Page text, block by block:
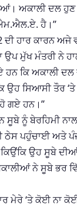
ਦਲ ਹੁਣ
ਹੈ।”
ਦੀ ਹਾਰ ਕਾਰਨ
ਮੁੱਖ ਮੰਤਰੀ ਨੇ
ਕਿ ਅਕਾਲੀ
ਉਹ ਸਿਆਸੀ ਤੌਰ
ਗਏ ਹਨ।”
ਸੂਬੇ ਨੂੰ ਬੇਰਹਿਮੀ
ਠੇਸ ਪਹੁੰਚਾਈ ਅਤੇ
ਉਹ ਸੂਬੇ
ਨੇ ਸੂਬੇ ਭਰ
ਮੇਰੇ ‘ਤੇ ਕੋਈ ਨਾ